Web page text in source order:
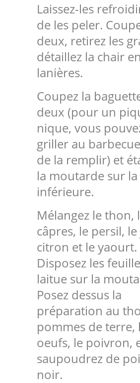
Laissez-les
de les peler.
deux, retirez les
détaillez la chair en
lanières.
Coupez la
deux (pour un
nique, vous
griller au
de la remplir) et
la moutarde sur
inférieure.
Mélangez le thon,
câpres, le persil,
citron et le yaourt.
Disposez les
laitue sur la
Posez dessus la
préparation au
pommes de terre,
oeufs, le poivron,
saupoudrez de
noir.